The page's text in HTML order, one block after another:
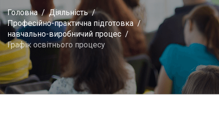
Головна
Діяльність
Професійно-практична підготовка
навчально-виробничий процес
Графік освітнього процесу